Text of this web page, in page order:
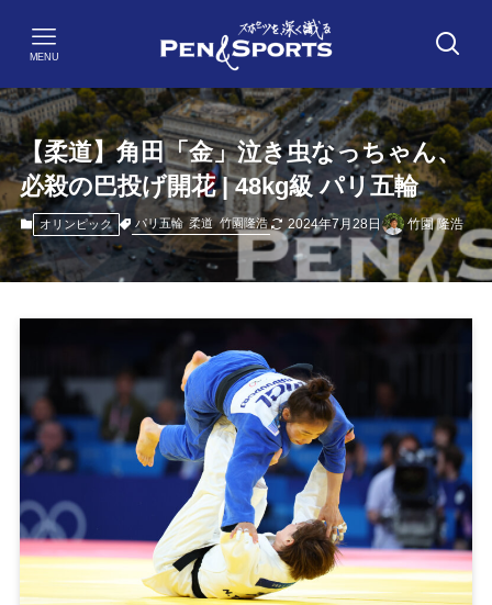
MENU
【柔道】角田「金」泣き虫なっちゃん、
必殺の巴投げ開花 | 48kg級 パリ五輪
オリンピック パリ五輪 柔道 竹園隆浩 2024年7月28日 竹園 隆浩